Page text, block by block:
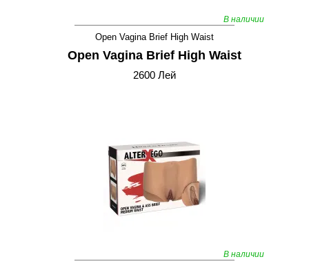
В наличии
Open Vagina Brief High Waist
Open Vagina Brief High Waist
2600 Лей
В наличии